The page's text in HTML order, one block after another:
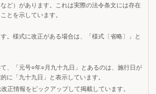
ど）があります。これは実際の法令条文には存在
とを示しています。
。様式に改正がある場合は、「様式〔省略〕」と
、「元号○年○月九十九日」とあるのは、施行日が
に「九十九日」と表示しています。
正情報をピックアップして掲載しています。